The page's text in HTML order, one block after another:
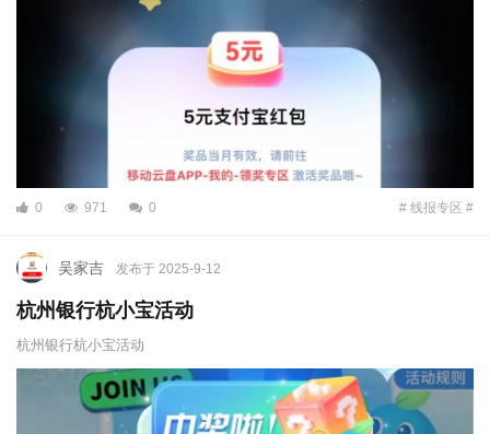
0 971 0 # 线报专区 #
吴家吉 发布于 2025-9-12
杭州银行杭小宝活动
杭州银行杭小宝活动